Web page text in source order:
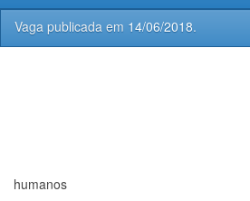
Vaga publicada em 14/06/2018.
humanos